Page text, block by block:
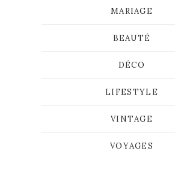
MARIAGE
BEAUTÉ
DÉCO
LIFESTYLE
VINTAGE
VOYAGES